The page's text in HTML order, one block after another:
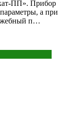
ПП». Прибор
а при
п…